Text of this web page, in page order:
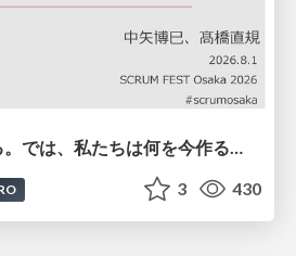
AIは実装を速くする。では、私たちは何を今作るべきか？－立場を越えてリリースに向き合ったチーム開発の実践 / 20260801 Hiromi Nakaya and Naoki Takahashi
3 430